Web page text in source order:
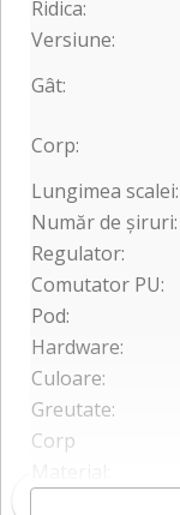
Ridica:
Versiune:
Gât:
Corp:
Lungimea scalei:
Număr de șiruri:
Regulator:
Comutator PU:
Pod:
Hardware:
Culoare:
Greutate:
Corp